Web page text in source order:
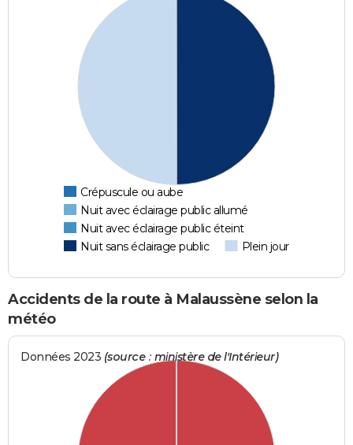
Crépuscule ou aube
Nuit avec éclairage public allumé
Nuit avec éclairage public éteint
Nuit sans éclairage public
Plein jour
Accidents de la route à Malaussène selon la
météo
Données 2023 (source : ministère de l'Intérieur)